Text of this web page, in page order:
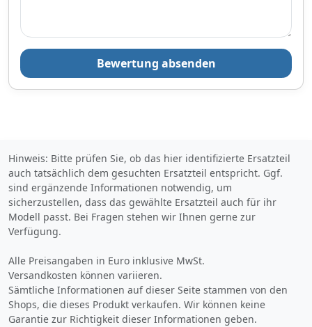
Bewertung absenden
Hinweis: Bitte prüfen Sie, ob das hier identifizierte Ersatzteil
auch tatsächlich dem gesuchten Ersatzteil entspricht. Ggf.
sind ergänzende Informationen notwendig, um
sicherzustellen, dass das gewählte Ersatzteil auch für ihr
Modell passt. Bei Fragen stehen wir Ihnen gerne zur
Verfügung.
Alle Preisangaben in Euro inklusive MwSt.
Versandkosten können variieren.
Sämtliche Informationen auf dieser Seite stammen von den
Shops, die dieses Produkt verkaufen. Wir können keine
Garantie zur Richtigkeit dieser Informationen geben.